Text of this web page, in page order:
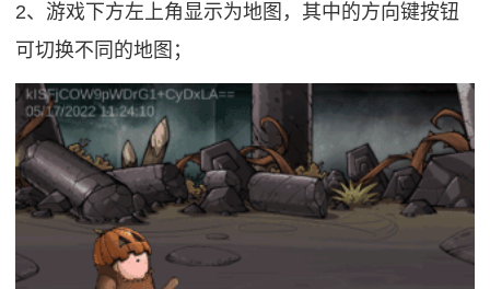
2、游戏下方左上角显示为地图，其中的方向键按钮
可切换不同的地图；